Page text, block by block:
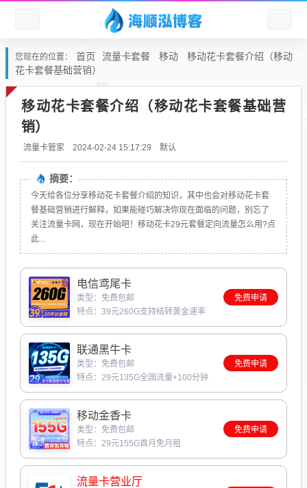
您现在的位置： 首页 流量卡套餐 移动
移动花卡套餐介绍（移动
花卡套餐基础营销）
移动花卡套餐介绍（移动花卡套餐基础营
销）
流量卡管家 2024-02-24 15:17:29 默认
摘要：
今天给各位分享移动花卡套餐介绍的知识，其中也会对移动花卡套
餐基础营销进行解释，如果能碰巧解决你现在面临的问题，别忘了
关注流量卡网，现在开始吧！移动花卡29元套餐定向流量怎么用?点
此...
电信鸢尾卡
类型：免费包邮
特点：39元260G支持结转黄金速率
免费申请
联通黑牛卡
类型：免费包邮
特点：29元135G全国流量+100分钟
免费申请
移动金香卡
类型：免费包邮
特点：29元155G首月免月租
免费申请
流量卡营业厅